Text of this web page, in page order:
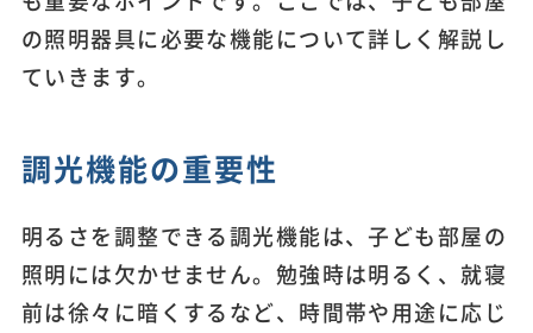
の照明器具に必要な機能について詳しく解説し
ていきます。
調光機能の重要性
明るさを調整できる調光機能は、子ども部屋の
照明には欠かせません。勉強時は明るく、就寝
前は徐々に暗くするなど、時間帯や用途に応じ